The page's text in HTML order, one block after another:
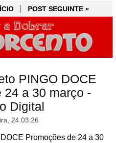
POST SEGUINTE »
PINGO DOCE
24 a 30 março -
Digital
24.03.26
Promoções de 24 a 30
POST SEGUINTE »